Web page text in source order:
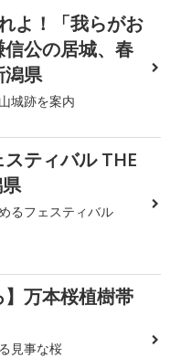
よ！「我らがお
公の居城、春
潟県
城跡を案内
ティバル THE
るフェスティバル
】万本桜植樹帯
見事な桜